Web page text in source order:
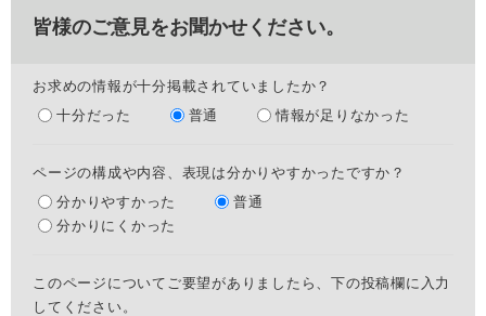
皆様のご意見をお聞かせください。
お求めの情報が十分掲載されていましたか？
十分だった
普通 情報が足りなかった
ページの構成や内容、表現は分かりやすかったですか？
分かりやすかった
普通
分かりにくかった
このページについてご要望がありましたら、下の投稿欄に入力
してください。